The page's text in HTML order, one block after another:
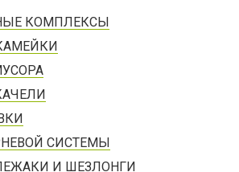
КОМПЛЕКСЫ
СИСТЕМЫ
И ШЕЗЛОНГИ